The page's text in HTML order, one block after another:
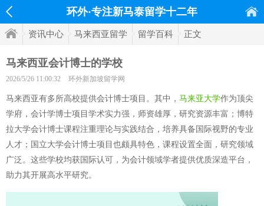
环外·专注新马泰留学十二年
资讯中心 马来西亚留学 留学百科 正文
马来西亚会计博士的学校
2026/5/26 11:00:32 环外新加坡留学网
马来西亚有多所高校提供会计博士项目。其中， 马来亚大学作为顶尖
学府，会计学博士项目学术实力强，师资雄厚，研究资源丰富；博特
拉大学会计博士课程注重理论与实践结合，培养具备国际视野的专业
人才；国立大学会计博士项目也颇具特色，课程设置全面，研究领域
广泛。这些学校均获国际认可，为会计领域学者提供优质深造平台，
助力其开展高水平研究。